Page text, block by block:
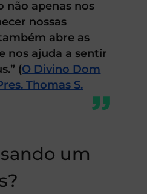
não apenas nos
nossas
abre as
nos ajuda a sentir
(O Divino Dom
Thomas S.
um